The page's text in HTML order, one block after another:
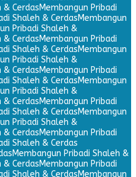
& CerdasMembangun Pribadi
Shaleh & CerdasMembangun
Pribadi Shaleh &
& CerdasMembangun Pribadi
Shaleh & CerdasMembangun
Pribadi Shaleh &
& CerdasMembangun Pribadi
Shaleh & CerdasMembangun
Pribadi Shaleh &
& CerdasMembangun Pribadi
Shaleh & CerdasMembangun
Pribadi Shaleh &
& CerdasMembangun Pribadi
Shaleh & Cerdas
Membangun Pribadi Shaleh &
& CerdasMembangun Pribadi
Shaleh & CerdasMembangun